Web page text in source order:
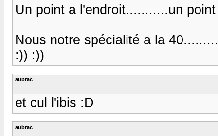
Un point a l'endroit...........un
Nous notre spécialité a la
:)) :))
aubrac
et cul l'ibis :D
aubrac